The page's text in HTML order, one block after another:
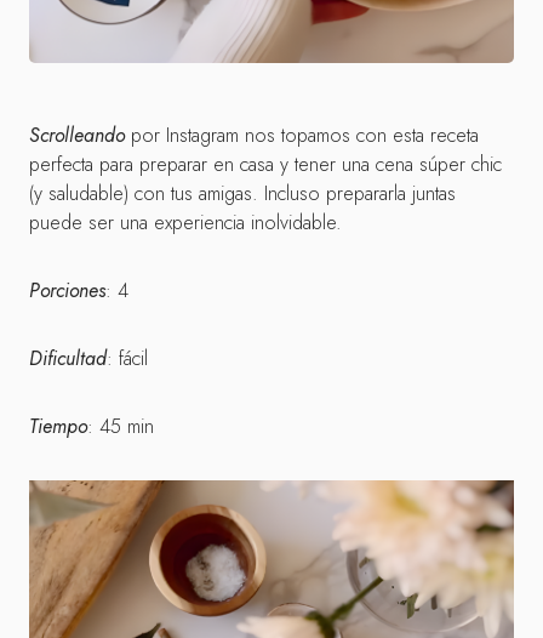
Scrolleandopor Instagram nos topamos con esta receta
perfecta para preparar en casa y tener una cena súper chic
(y saludable) con tus amigas. Incluso prepararla juntas
puede ser una experiencia inolvidable.
Porciones: 4
Dificultad: fácil
Tiempo: 45 min